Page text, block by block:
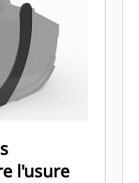
l'usure